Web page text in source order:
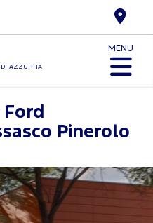
DI AZZURRA
MENU
Pinerolo